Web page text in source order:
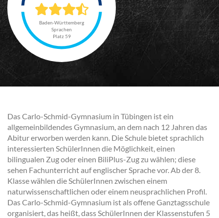
Baden-Württemberg
Sprachen
Platz 59
Das Carlo-Schmid-Gymnasium in Tübingen ist ein
allgemeinbildendes Gymnasium, an dem nach 12 Jahren das
Abitur erworben werden kann. Die Schule bietet sprachlich
interessierten SchülerInnen die Möglichkeit, einen
bilingualen Zug oder einen BiliPlus-Zug zu wählen; diese
sehen Fachunterricht auf englischer Sprache vor. Ab der 8.
Klasse wählen die SchülerInnen zwischen einem
naturwissenschaftlichen oder einem neusprachlichen Profil.
Das Carlo-Schmid-Gymnasium ist als offene Ganztagsschule
organisiert, das heißt, dass SchülerInnen der Klassenstufen 5